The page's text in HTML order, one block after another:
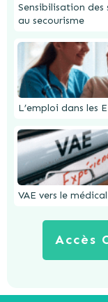
Sensibilisation des
au secourisme
L’emploi dans les
VAE vers le médical
Accès